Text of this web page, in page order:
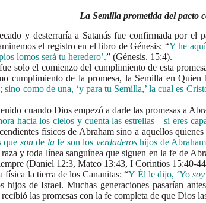
La Semilla prometida del pacto
desterraría a Satanás fue confirmada por el
el registro en el libro de Génesis: “Y he
lomos será tu heredero’.” (Génesis. 15:4).
el comienzo del cumplimiento de esta promesa
cumplimiento de la promesa, la Semilla en Quien
sino como de una, ‘y para tu Semilla,’ la cual es
cuando Dios empezó a darle las promesas a
hacia los cielos y cuenta las estrellas—si eres
físicos de Abraham sino a aquellos
que sonde lafe son los verdaderoshijos de
y toda línea sanguínea que siguen en la fe de
(Daniel 12:3, Mateo 13:43, I Corintios 15:40-
la tierra de los Cananitas: “Y Él le dijo, ‘Yo
hijos de Israel. Muchas generaciones pasarían
las promesas con la fe completa de que Dios